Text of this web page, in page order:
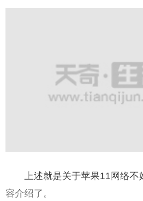
上述就是关于苹果11网络不
容介绍了。